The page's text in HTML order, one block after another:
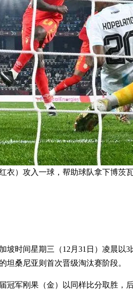
衣）攻入一球，帮助球队拿下博茨
坡时间星期三（12月31日）凌晨
坦桑尼亚则首次晋级淘汰赛阶段。
冠军刚果（金）以同样比分取胜，